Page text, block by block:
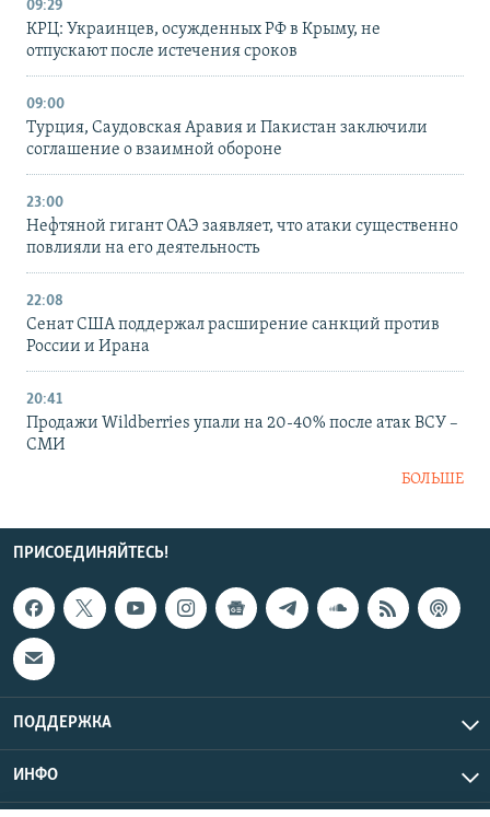
09:29
КРЦ: Украинцев, осужденных РФ в Крыму, не
отпускают после истечения сроков
09:00
Турция, Саудовская Аравия и Пакистан заключили
соглашение о взаимной обороне
23:00
Нефтяной гигант ОАЭ заявляет, что атаки существенно
повлияли на его деятельность
22:08
Сенат США поддержал расширение санкций против
России и Ирана
20:41
Продажи Wildberries упали на 20-40% после атак ВСУ –
СМИ
БОЛЬШЕ
ПРИСОЕДИНЯЙТЕСЬ!
ПОДДЕРЖКА
ИНФО